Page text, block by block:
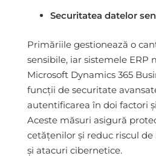
Securitatea datelor
Primăriile gestionează o
sensibile, iar sistemele ERP
Microsoft Dynamics 365
funcții de securitate
autentificarea în doi factori
Aceste măsuri asigură
cetățenilor și reduc riscul
și atacuri cibernetice.